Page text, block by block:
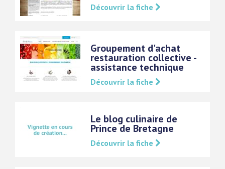
Découvrir la fiche
Groupement d'achat
restauration collective -
assistance technique
Découvrir la fiche
Le blog culinaire de
Prince de Bretagne
Découvrir la fiche